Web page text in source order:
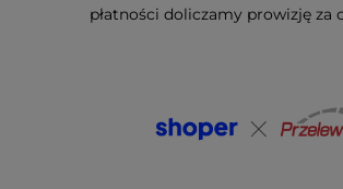
płatności doliczamy prowizję za